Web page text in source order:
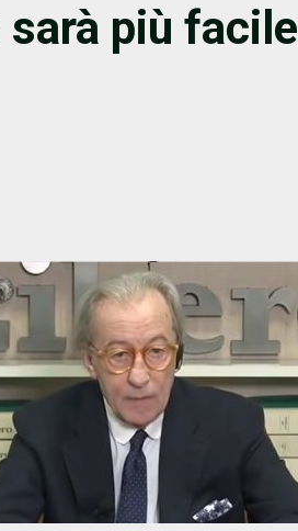
sarà più facile